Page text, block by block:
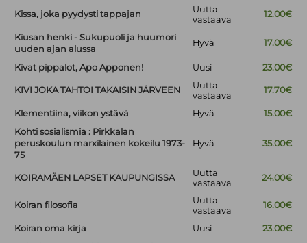
Kissa, joka pyydysti tappajan
Uutta
vastaava
12.00€
Kiusan henki - Sukupuoli ja huumori
uuden ajan alussa
Hyvä 17.00€
Kivat pippalot, Apo Apponen! Uusi 23.00€
KIVI JOKA TAHTOI TAKAISIN JÄRVEEN
Uutta
vastaava
17.70€
Klementiina, viikon ystävä Hyvä
15.00€
Kohti sosialismia : Pirkkalan
peruskoulun marxilainen kokeilu 1973-
75
Hyvä 35.00€
KOIRAMÄEN LAPSET KAUPUNGISSA
Uutta
vastaava
24.00€
Koiran filosofia
Uutta
vastaava
16.00€
Koiran oma kirja Uusi
23.00€